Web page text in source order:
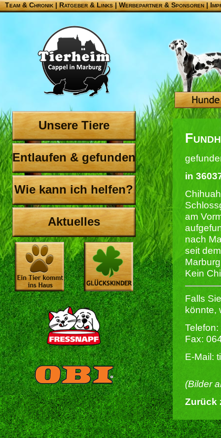
Team & Chronik |Ratgeber & Links|Werbepartner & Sponsoren|
Unsere Tiere
Entlaufen & gefunden
Wie kann ich helfen?
Aktuelles
in
am
nach
seit
Kein
Falls
könnte,
Fax:
E-Mail:
(Bilder
Zurück